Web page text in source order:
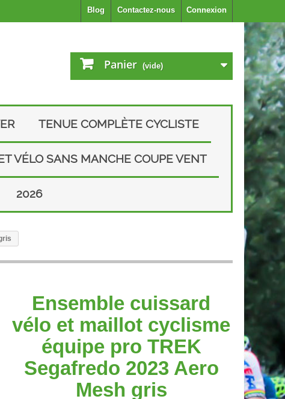
Connexion
Contactez-nous
Blog
Panier (vide)
TENUE COMPLÈTE CYCLISTE
VÉLO SANS MANCHE COUPE VENT
2026
Ensemble cuissard
vélo et maillot cyclisme
équipe pro TREK
Segafredo 2023 Aero
Mesh gris